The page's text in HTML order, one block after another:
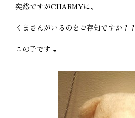
突然ですがCHARMYに、
くまさんがいるのをご存知ですか？？
この子です↓